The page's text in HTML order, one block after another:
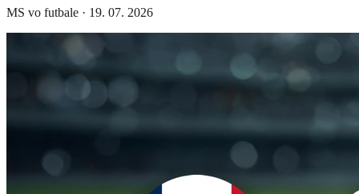
MS vo futbale · 19. 07. 2026